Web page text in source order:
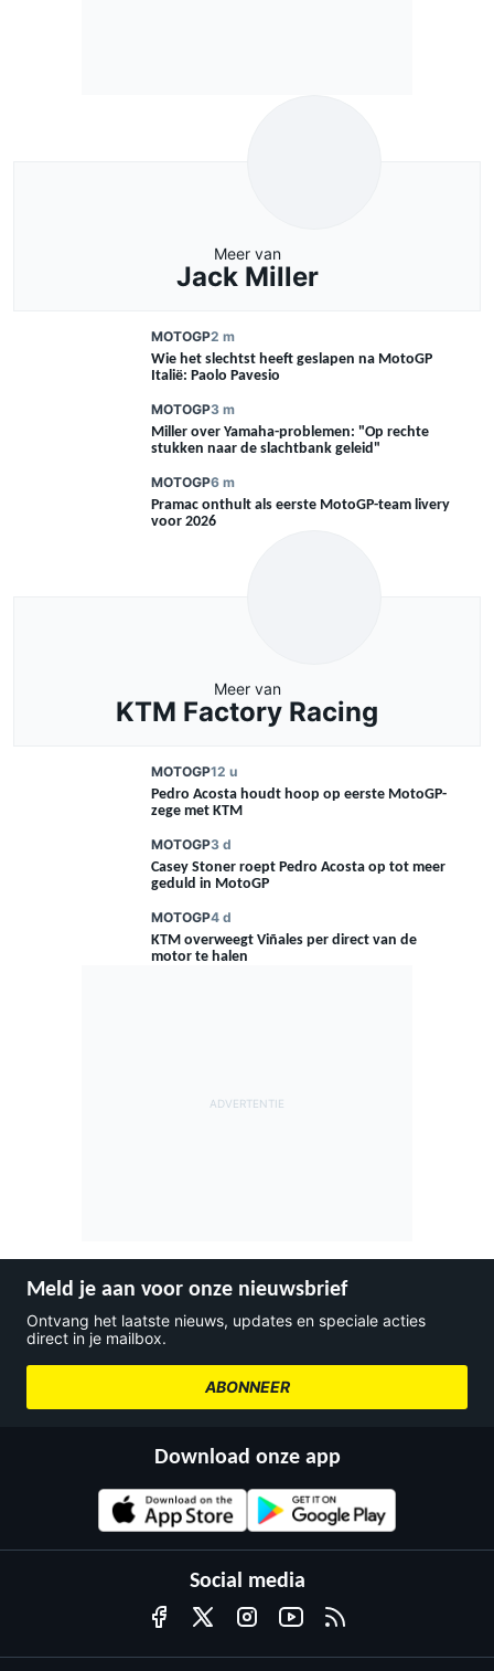
Meer van
Jack Miller
MOTOGP2 m
Wie het slechtst heeft geslapen na MotoGP
Italië: Paolo Pavesio
MOTOGP3 m
Miller over Yamaha-problemen: "Op rechte
stukken naar de slachtbank geleid"
MOTOGP6 m
Pramac onthult als eerste MotoGP-team livery
voor 2026
Meer van
KTM Factory Racing
MOTOGP12 u
Pedro Acosta houdt hoop op eerste MotoGP-
zege met KTM
MOTOGP3 d
Casey Stoner roept Pedro Acosta op tot meer
geduld in MotoGP
MOTOGP4 d
KTM overweegt Viñales per direct van de
motor te halen
Meld je aan voor onze nieuwsbrief
Ontvang het laatste nieuws, updates en speciale acties
direct in je mailbox.
ABONNEER
Download onze app
Social media